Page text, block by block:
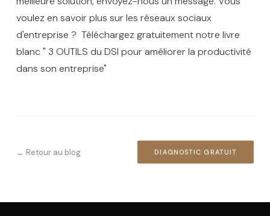
voulez en savoir plus sur les réseaux sociaux
d'entreprise ? Téléchargez gratuitement notre livre
blanc " 3 OUTILS du DSI pour améliorer la productivité
dans son entreprise"
← Retour au blog DIAGNOSTIC GRATUIT